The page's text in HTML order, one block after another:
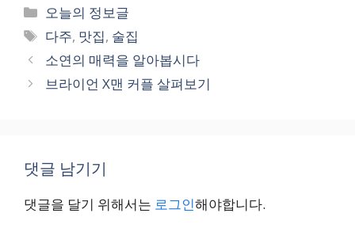
카
테
고
리
오늘의 정보글
태
그
다주, 맛집, 술집
소연의 매력을 알아봅시다
브라이언 X맨 커플 살펴보기
댓글 남기기
댓글을 달기 위해서는 로그인해야합니다.